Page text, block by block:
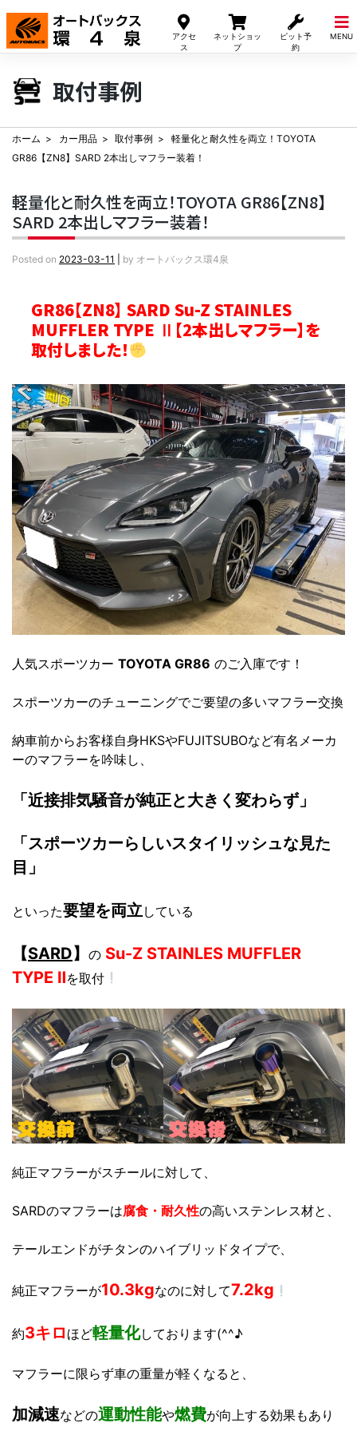
アクセ
ス
ネットショッ
プ
ピット予
約
MENU
Skip
content
取付事例
ホーム カー用品 取付事例
軽量化と耐久性を両立！TOYOTA
GR86【ZN8】SARD 2本出しマフラー装着！
軽量化と耐久性を両立！TOYOTA GR86【ZN8】
SARD 2本出しマフラー装着！
Posted on 2023-03-11 by オートバックス環4泉
GR86【ZN8】 SARD Su-Z STAINLES
MUFFLER TYPE Ⅱ【2本出しマフラー】を
取付しました！
人気スポーツカー TOYOTA GR86 のご入庫です！
スポーツカーのチューニングでご要望の多いマフラー交換
納車前からお客様自身HKSやFUJITSUBOなど有名メーカ
ーのマフラーを吟味し、
「近接排気騒音が純正と大きく変わらず」
「スポーツカーらしいスタイリッシュな見た
目」
といった要望を両立している
【SARD】 の Su-Z STAINLES MUFFLER
TYPE Ⅱを取付
純正マフラーがスチールに対して、
SARDのマフラーは腐食・耐久性の高いステンレス材と、
テールエンドがチタンのハイブリッドタイプで、
純正マフラーが10.3kgなのに対して7.2kg
約3キロ ほど軽量化しております(^^♪
マフラーに限らず車の重量が軽くなると、
加減速などの運動性能や燃費が向上する効果もあり